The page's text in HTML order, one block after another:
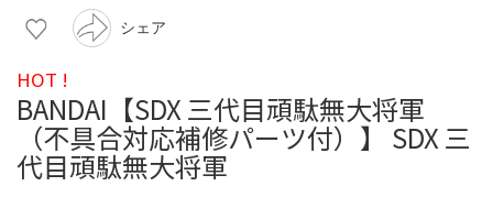
シェア
HOT !
BANDAI【SDX 三代目頑駄無大将軍
（不具合対応補修パーツ付）】 SDX 三
代目頑駄無大将軍